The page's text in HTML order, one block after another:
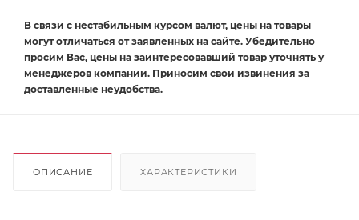
В связи с нестабильным курсом валют, цены на товары
могут отличаться от заявленных на сайте. Убедительно
просим Вас, цены на заинтересовавший товар уточнять у
менеджеров компании. Приносим свои извинения за
доставленные неудобства.
ОПИСАНИЕ ХАРАКТЕРИСТИКИ